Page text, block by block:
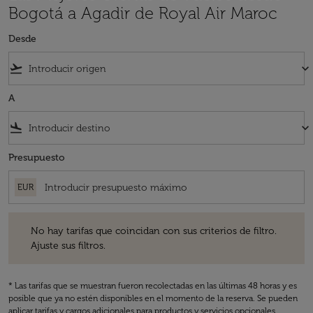
Bogotá a Agadir de Royal Air Maroc
Desde
flight_takeoff keyboard_arrow_down
A
flight_land keyboard_arrow_down
Presupuesto
EUR
No hay tarifas que coincidan con sus criterios de filtro.
Ajuste sus filtros.
* Las tarifas que se muestran fueron recolectadas en las últimas 48 horas y es
posible que ya no estén disponibles en el momento de la reserva. Se pueden
aplicar tarifas y cargos adicionales para productos y servicios opcionales.